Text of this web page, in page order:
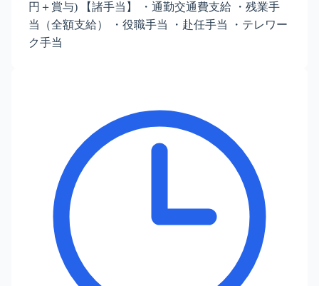
円＋賞与) 【諸手当】 ・通勤交通費支給 ・残業手
当（全額支給） ・役職手当 ・赴任手当 ・テレワー
ク手当